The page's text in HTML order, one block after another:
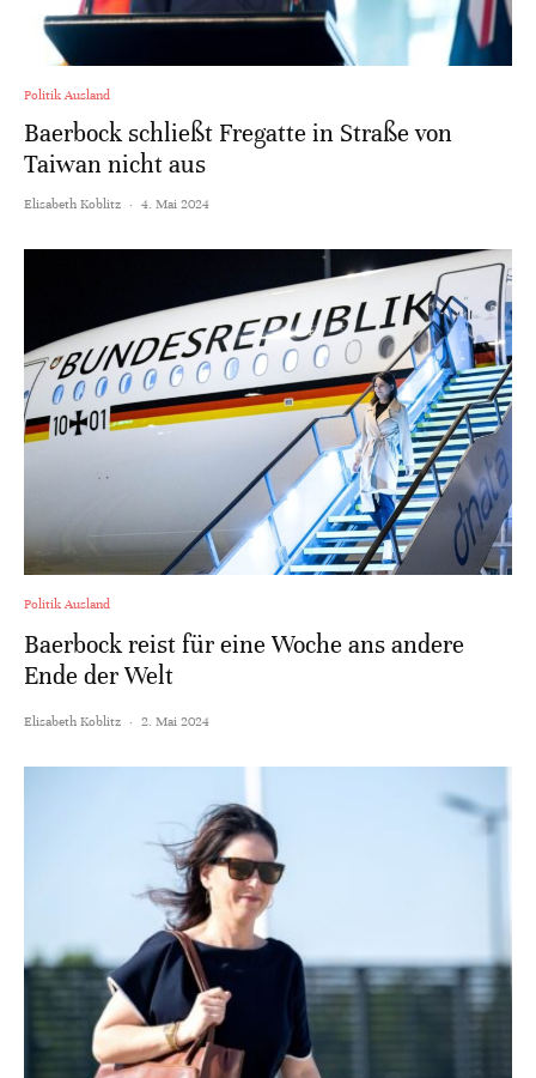
Politik Ausland
Baerbock schließt Fregatte in Straße von
Taiwan nicht aus
Elisabeth Koblitz · 4. Mai 2024
Politik Ausland
Baerbock reist für eine Woche ans andere
Ende der Welt
Elisabeth Koblitz · 2. Mai 2024